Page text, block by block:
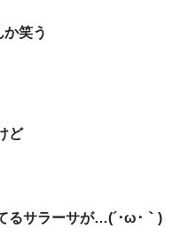
笑う
ど
るサラーサが…(´･ω･｀)